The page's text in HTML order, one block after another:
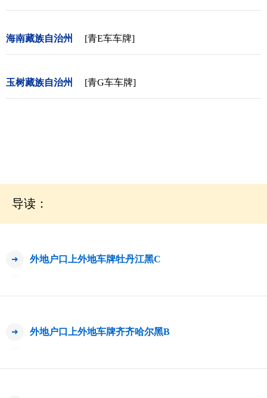
海南藏族自治州 [青E车车牌]
玉树藏族自治州 [青G车车牌]
导读：
外地户口上外地车牌牡丹江黑C
外地户口上外地车牌齐齐哈尔黑B